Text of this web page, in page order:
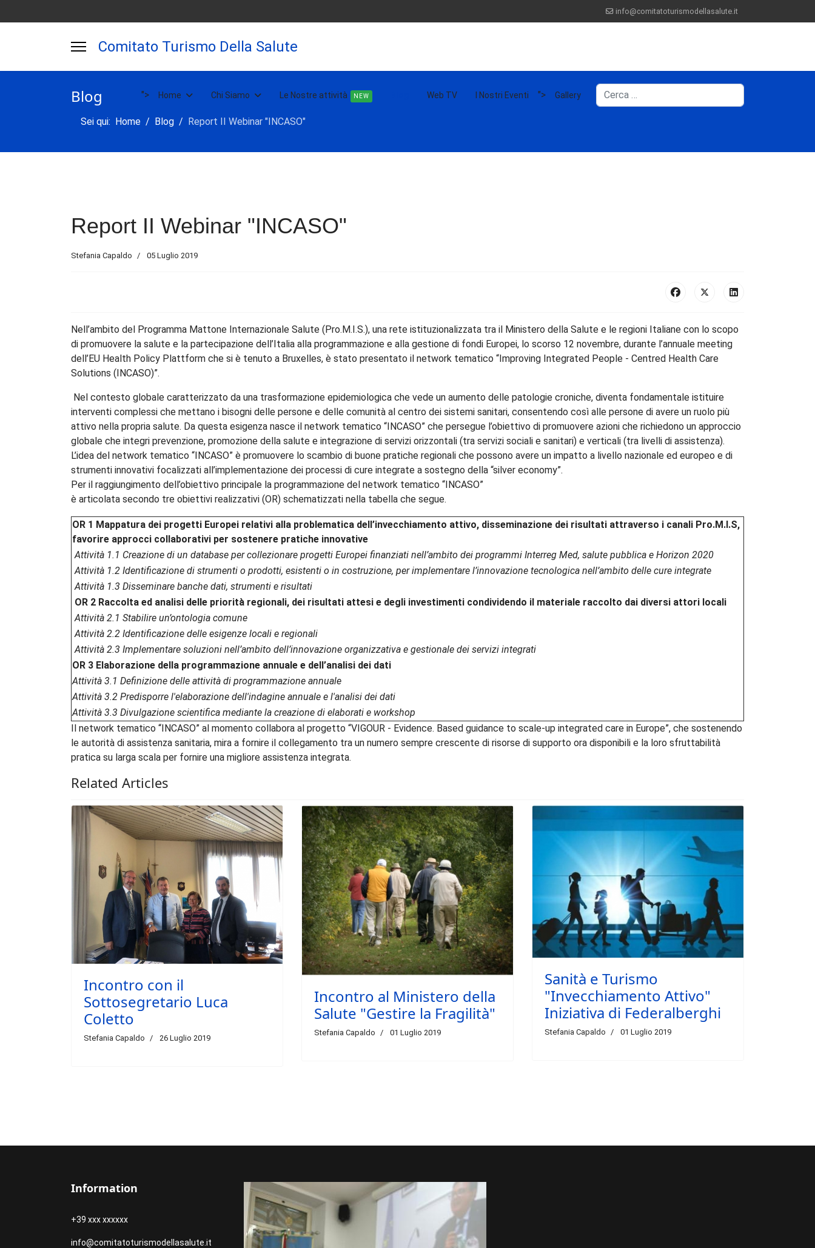
info@comitatoturismodellasalute.it
Comitato Turismo Della Salute
"> Home Chi Siamo Le Nostre attività NEW Web TV I Nostri Eventi "> Gallery Cerca
Blog
Sei qui: Home Blog Report II Webinar "INCASO"
Report II Webinar "INCASO"
Stefania Capaldo 05 Luglio 2019
Nell’ambito del Programma Mattone Internazionale Salute (Pro.M.I.S.), una rete istituzionalizzata tra il Ministero della Salute e le regioni Italiane con lo scopo
di promuovere la salute e la partecipazione dell’Italia alla programmazione e alla gestione di fondi Europei, lo scorso 12 novembre, durante l’annuale meeting
dell’EU Health Policy Plattform che si è tenuto a Bruxelles, è stato presentato il network tematico “Improving Integrated People - Centred Health Care
Solutions (INCASO)”.
Nel contesto globale caratterizzato da una trasformazione epidemiologica che vede un aumento delle patologie croniche, diventa fondamentale istituire
interventi complessi che mettano i bisogni delle persone e delle comunità al centro dei sistemi sanitari, consentendo così alle persone di avere un ruolo più
attivo nella propria salute. Da questa esigenza nasce il network tematico “INCASO” che persegue l’obiettivo di promuovere azioni che richiedono un approccio
globale che integri prevenzione, promozione della salute e integrazione di servizi orizzontali (tra servizi sociali e sanitari) e verticali (tra livelli di assistenza).
L’idea del network tematico “INCASO” è promuovere lo scambio di buone pratiche regionali che possono avere un impatto a livello nazionale ed europeo e di
strumenti innovativi focalizzati all’implementazione dei processi di cure integrate a sostegno della “silver economy”.
Per il raggiungimento dell’obiettivo principale la programmazione del network tematico “INCASO”
è articolata secondo tre obiettivi realizzativi (OR) schematizzati nella tabella che segue.
OR 1 Mappatura dei progetti Europei relativi alla problematica dell’invecchiamento attivo, disseminazione dei risultati attraverso i canali Pro.M.I.S,
favorire approcci collaborativi per sostenere pratiche innovative
Attività 1.1 Creazione di un database per collezionare progetti Europei finanziati nell’ambito dei programmi Interreg Med, salute pubblica e Horizon 2020
Attività 1.2 Identificazione di strumenti o prodotti, esistenti o in costruzione, per implementare l’innovazione tecnologica nell’ambito delle cure integrate
Attività 1.3 Disseminare banche dati, strumenti e risultati
OR 2 Raccolta ed analisi delle priorità regionali, dei risultati attesi e degli investimenti condividendo il materiale raccolto dai diversi attori locali
Attività 2.1 Stabilire un’ontologia comune
Attività 2.2 Identificazione delle esigenze locali e regionali
Attività 2.3 Implementare soluzioni nell’ambito dell’innovazione organizzativa e gestionale dei servizi integrati
OR 3 Elaborazione della programmazione annuale e dell’analisi dei dati
Attività 3.1 Definizione delle attività di programmazione annuale
Attività 3.2 Predisporre l'elaborazione dell'indagine annuale e l'analisi dei dati
Attività 3.3 Divulgazione scientifica mediante la creazione di elaborati e workshop
Il network tematico “INCASO” al momento collabora al progetto “VIGOUR - Evidence. Based guidance to scale-up integrated care in Europe”, che sostenendo
le autorità di assistenza sanitaria, mira a fornire il collegamento tra un numero sempre crescente di risorse di supporto ora disponibili e la loro sfruttabilità
pratica su larga scala per fornire una migliore assistenza integrata.
Related Articles
Incontro con il
Sottosegretario Luca
Coletto
Stefania Capaldo 26 Luglio 2019
Incontro al Ministero della
Salute "Gestire la Fragilità"
Stefania Capaldo 01 Luglio 2019
Sanità e Turismo
"Invecchiamento Attivo"
Iniziativa di Federalberghi
Stefania Capaldo 01 Luglio 2019
Information
+39 xxx xxxxxx
info@comitatoturismodellasalute.it